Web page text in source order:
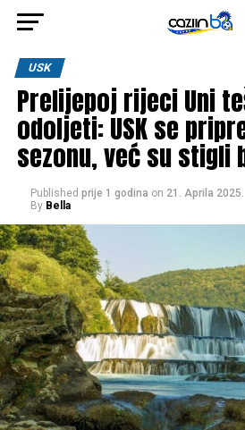
USK
Prelijepoj rijeci Uni
odoljeti: USK se
sezonu, već su
Published prije 1 godina on 21. Aprila 2025.
By Bella